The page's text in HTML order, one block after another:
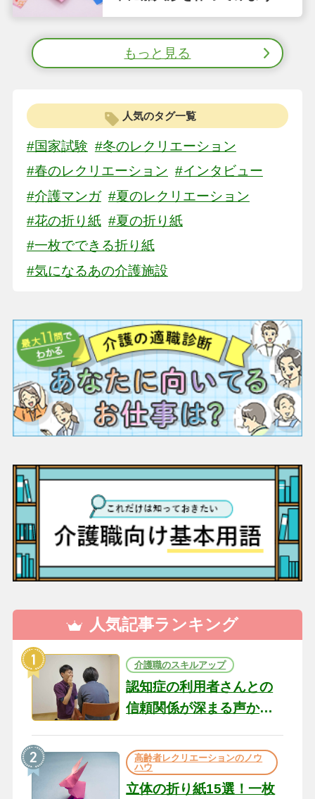
もっと見る
人気のタグ一覧
#国家試験 #冬のレクリエーション
#春のレクリエーション #インタビュー
#介護マンガ #夏のレクリエーション
#花の折り紙 #夏の折り紙
#一枚でできる折り紙
#気になるあの介護施設
人気記事ランキング
介護職のスキルアップ
認知症の利用者さんとの
信頼関係が深まる声かけ
の現場から（22）
高齢者レクリエーションのノウ
ハウ
立体の折り紙15選！一枚